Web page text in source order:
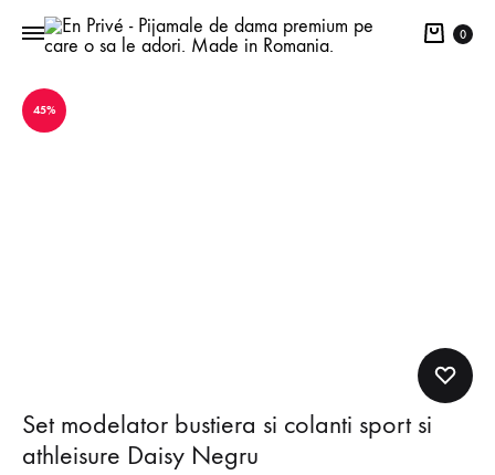
Cart
0
45%
Set modelator bustiera si colanti sport si
athleisure Daisy Negru